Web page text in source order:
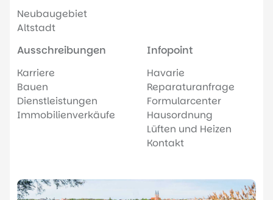
Neubaugebiet
Altstadt
Ausschreibungen
Karriere
Bauen
Dienstleistungen
Immobilienverkäufe
Infopoint
Havarie
Reparaturanfrage
Formularcenter
Hausordnung
Lüften und Heizen
Kontakt